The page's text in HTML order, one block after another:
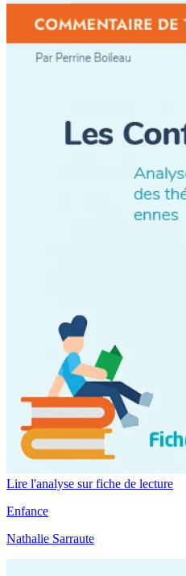
Lire l'analyse sur fiche de lecture
Enfance
Nathalie Sarraute